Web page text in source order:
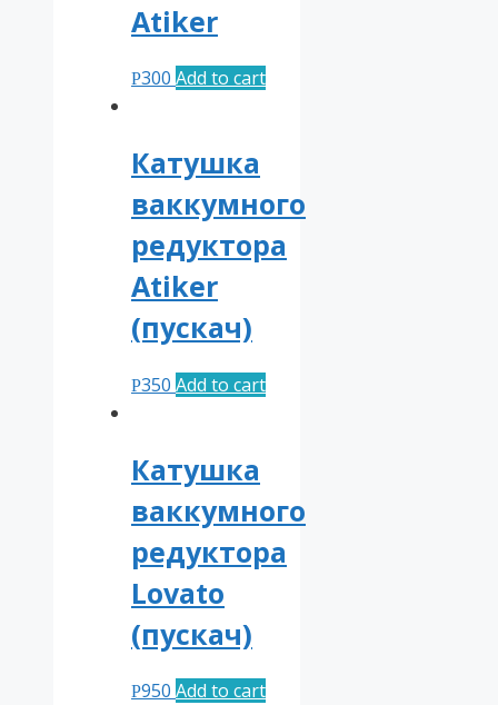
Atiker
Р300 Add to cart
Катушка
ваккумного
редуктора
Atiker
(пускач)
Р350 Add to cart
Катушка
ваккумного
редуктора
Lovato
(пускач)
Р950 Add to cart